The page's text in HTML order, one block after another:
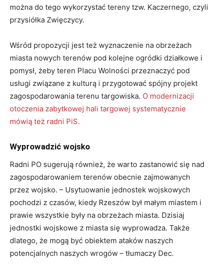
można do tego wykorzystać tereny tzw. Kaczernego, czyli
przysiółka Zwięczycy.
Wśród propozycji jest też wyznaczenie na obrzeżach
miasta nowych terenów pod kolejne ogródki działkowe i
pomysł, żeby teren Placu Wolności przeznaczyć pod
usługi związane z kulturą i przygotować spójny projekt
zagospodarowania terenu targowiska. O modernizacji
otoczenia zabytkowej hali targowej systematycznie
mówią też radni PiS.
Wyprowadzić wojsko
Radni PO sugerują również, że warto zastanowić się nad
zagospodarowaniem terenów obecnie zajmowanych
przez wojsko. – Usytuowanie jednostek wojskowych
pochodzi z czasów, kiedy Rzeszów był małym miastem i
prawie wszystkie były na obrzeżach miasta. Dzisiaj
jednostki wojskowe z miasta się wyprowadza. Także
dlatego, że mogą być obiektem ataków naszych
potencjalnych naszych wrogów – tłumaczy Dec.